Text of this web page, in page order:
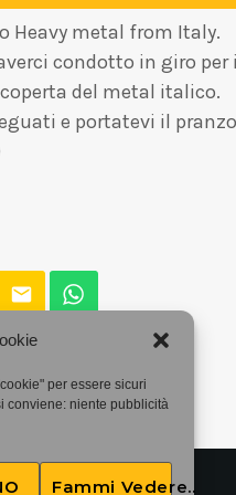
per essere sicuri
conviene: niente pubblicità
Fammi Vedere..
Heavy metal from Italy.
condotto in giro
del metal italico.
e portatevi il
email